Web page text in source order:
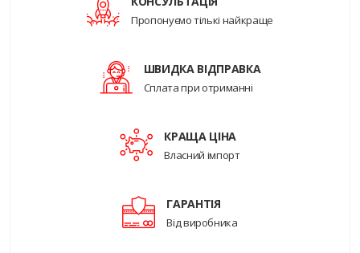
Пропонуємо тількі найкраще
ШВИДКА ВІДПРАВКА
Сплата при отриманні
КРАЩА ЦІНА
Власний імпорт
ГАРАНТІЯ
Від виробника